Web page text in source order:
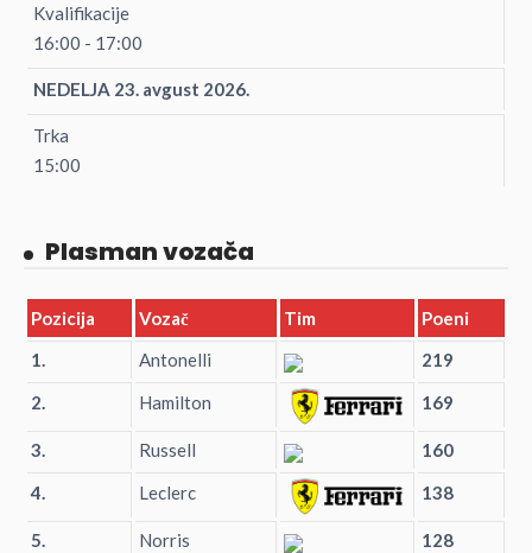
Kvalifikacije
16:00 - 17:00
NEDELJA 23. avgust 2026.
Trka
15:00
Plasman vozača
Pozicija Vozač Tim
Poeni
1.
Antonelli
219
2.
Hamilton 169
3. Russell
160
4.
Leclerc 138
5. Norris
128